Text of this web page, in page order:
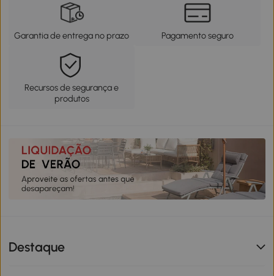
Garantia de entrega no prazo Pagamento seguro
Recursos de segurança e
produtos
Destaque